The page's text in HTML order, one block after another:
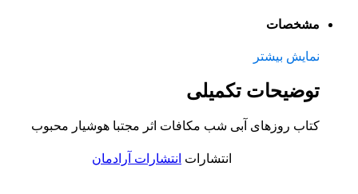
مشخصات
نمایش بیشتر
توضیحات تکمیلی
کتاب روزهای آبی شب مکافات اثر مجتبا هوشیار محبوب
انتشارات انتشارات آرادمان